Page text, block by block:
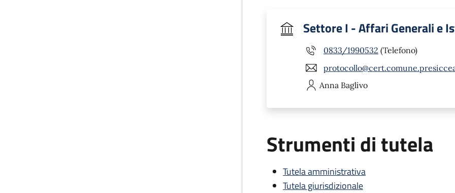
Settore I - Affari Generali e
0833/1990532 (Telefono)
Anna Baglivo
Strumenti di tutela
Tutela amministrativa
Tutela giurisdizionale